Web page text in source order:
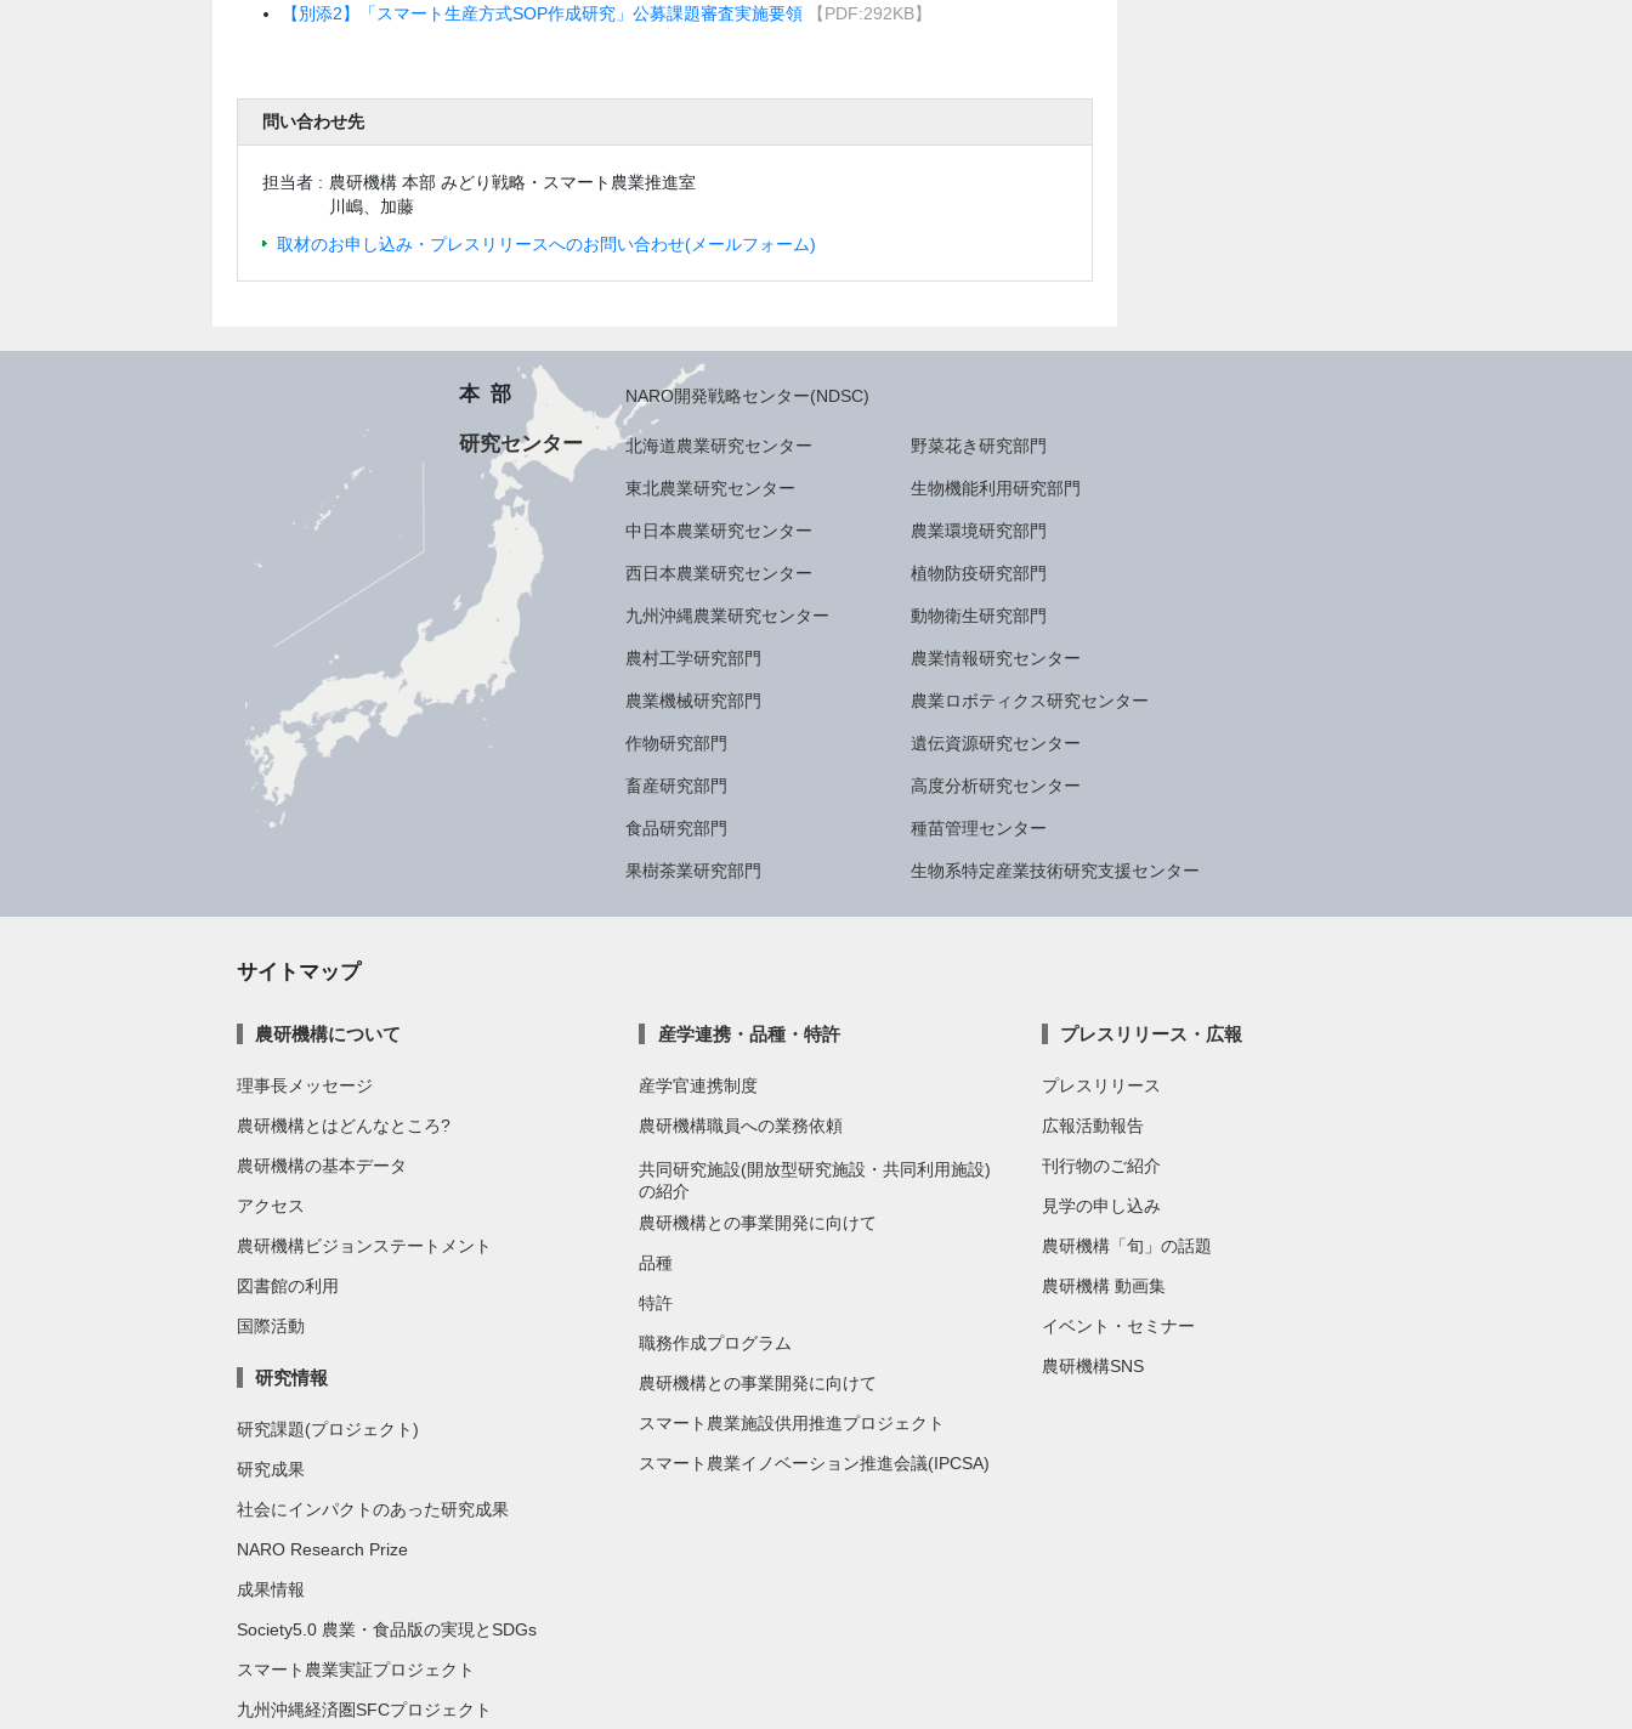
【別添2】「スマート生産方式SOP作成研究」公募課題審査実施要領
【PDF:292KB】
問い合わせ先
担当者 : 農研機構 本部 みどり戦略・スマート農業推進室
川嶋、加藤
取材のお申し込み・プレスリリースへのお問い合わせ(メールフォーム)
本部 NARO開発戦略センター(NDSC)
研究センター 北海道農業研究センター
東北農業研究センター
中日本農業研究センター
西日本農業研究センター
九州沖縄農業研究センター
農村工学研究部門
農業機械研究部門
作物研究部門
畜産研究部門
食品研究部門
果樹茶業研究部門
野菜花き研究部門
生物機能利用研究部門
農業環境研究部門
植物防疫研究部門
動物衛生研究部門
農業情報研究センター
農業ロボティクス研究センター
遺伝資源研究センター
高度分析研究センター
種苗管理センター
生物系特定産業技術研究支援センター
サイトマップ
農研機構について
理事長メッセージ
農研機構とはどんなところ?
農研機構の基本データ
アクセス
農研機構ビジョンステートメント
図書館の利用
国際活動
研究情報
研究課題(プロジェクト)
研究成果
社会にインパクトのあった研究成果
NARO Research Prize
成果情報
Society5.0 農業・食品版の実現とSDGs
スマート農業実証プロジェクト
九州沖縄経済圏SFCプロジェクト
産学連携・品種・特許
産学官連携制度
農研機構職員への業務依頼
共同研究施設(開放型研究施設・共同利用施設)
の紹介
農研機構との事業開発に向けて
品種
特許
職務作成プログラム
農研機構との事業開発に向けて
スマート農業施設供用推進プロジェクト
スマート農業イノベーション推進会議(IPCSA)
プレスリリース・広報
プレスリリース
広報活動報告
刊行物のご紹介
見学の申し込み
農研機構「旬」の話題
農研機構 動画集
イベント・セミナー
農研機構SNS